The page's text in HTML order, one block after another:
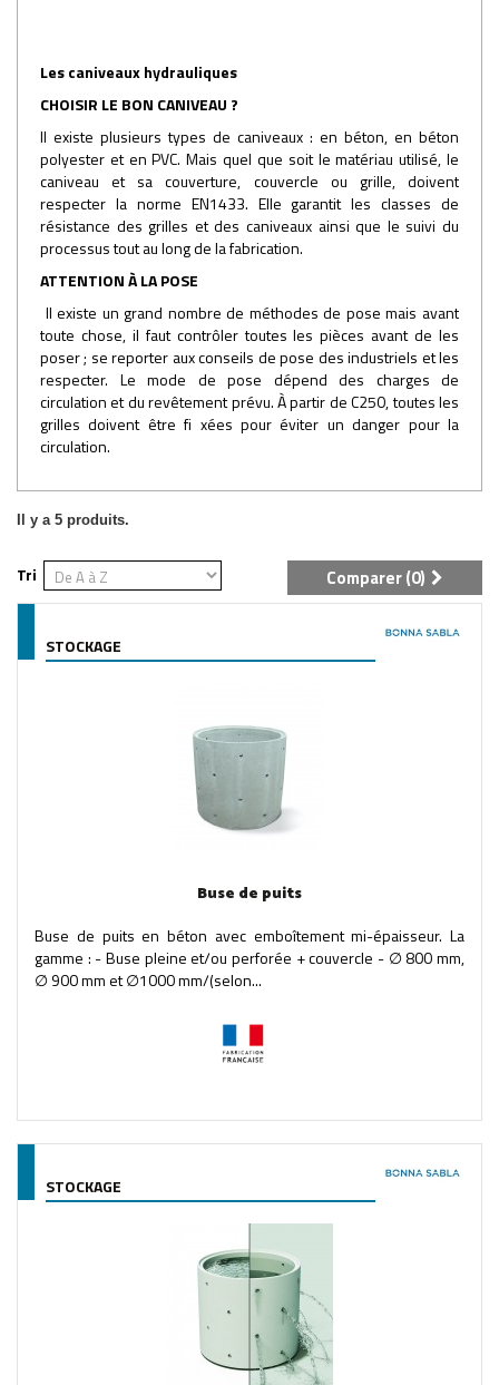
Les caniveaux hydrauliques
CHOISIR LE BON CANIVEAU ?
Il existe plusieurs types de caniveaux : en béton, en béton
polyester et en PVC. Mais quel que soit le matériau utilisé, le
caniveau et sa couverture, couvercle ou grille, doivent
respecter la norme EN1433. Elle garantit les classes de
résistance des grilles et des caniveaux ainsi que le suivi du
processus tout au long de la fabrication.
ATTENTION À LA POSE
Il existe un grand nombre de méthodes de pose mais avant
toute chose, il faut contrôler toutes les pièces avant de les
poser ; se reporter aux conseils de pose des industriels et les
respecter. Le mode de pose dépend des charges de
circulation et du revêtement prévu. À partir de C250, toutes les
grilles doivent être fi xées pour éviter un danger pour la
circulation.
Il y a 5 produits.
Tri Comparer (0)
STOCKAGE
Buse de puits
Buse de puits en béton avec emboîtement mi-épaisseur. La
gamme : - Buse pleine et/ou perforée + couvercle - ∅ 800 mm,
∅ 900 mm et ∅1000 mm/(selon...
STOCKAGE